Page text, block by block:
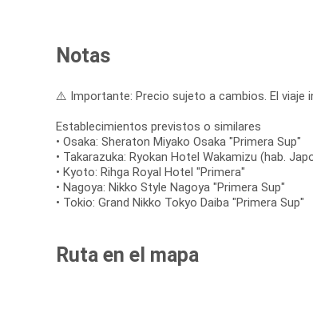
Notas
⚠️ Importante: Precio sujeto a cambios. El viaje
Establecimientos previstos o similares
• Osaka: Sheraton Miyako Osaka "Primera Sup"
• Takarazuka: Ryokan Hotel Wakamizu (hab.
• Kyoto: Rihga Royal Hotel "Primera"
• Nagoya: Nikko Style Nagoya "Primera Sup"
• Tokio: Grand Nikko Tokyo Daiba "Primera Sup"
Ruta en el mapa